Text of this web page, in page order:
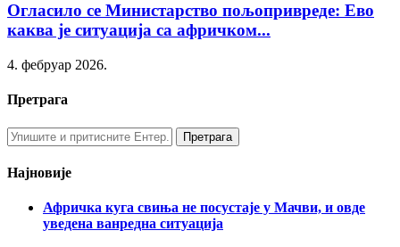
Oгласило се Министарство пољопривреде: Ево
каква је ситуација са афричком...
4. фебруар 2026.
Претрага
Најновије
Афричка куга свиња не посустаје у Мачви, и овде
уведена ванредна ситуација